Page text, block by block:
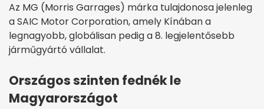
Az MG (Morris Garrages) márka tulajdonosa jelenleg
a SAIC Motor Corporation, amely Kínában a
legnagyobb, globálisan pedig a 8. legjelentősebb
járműgyártó vállalat.
Országos szinten fednék le
Magyarországot